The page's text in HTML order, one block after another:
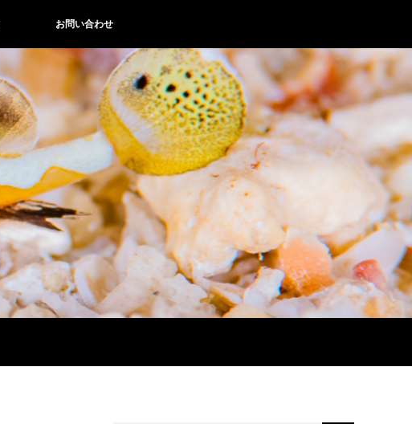
お問い合わせ